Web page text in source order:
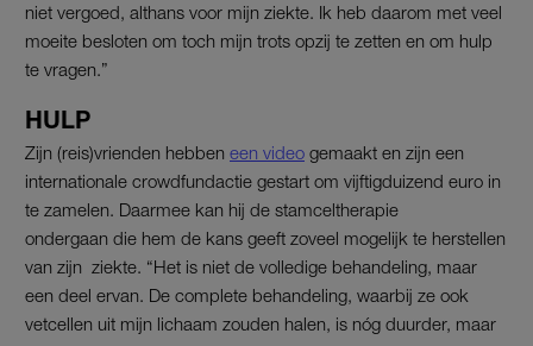
niet vergoed, althans voor mijn ziekte. Ik heb daarom met veel
moeite besloten om toch mijn trots opzij te zetten en om hulp
te vragen.”
HULP
Zijn (reis)vrienden hebben een video gemaakt en zijn een
internationale crowdfundactie gestart om vijftigduizend euro in
te zamelen. Daarmee kan hij de stamceltherapie
ondergaan die hem de kans geeft zoveel mogelijk te herstellen
van zijn ziekte. “Het is niet de volledige behandeling, maar
een deel ervan. De complete behandeling, waarbij ze ook
vetcellen uit mijn lichaam zouden halen, is nóg duurder, maar